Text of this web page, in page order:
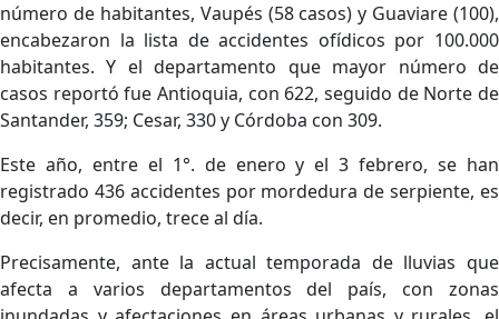
número de habitantes, Vaupés (58 casos) y Guaviare (100),
encabezaron la lista de accidentes ofídicos por 100.000
habitantes. Y el departamento que mayor número de
casos reportó fue Antioquia, con 622, seguido de Norte de
Santander, 359; Cesar, 330 y Córdoba con 309.
Este año, entre el 1°. de enero y el 3 febrero, se han
registrado 436 accidentes por mordedura de serpiente, es
decir, en promedio, trece al día.
Precisamente, ante la actual temporada de lluvias que
afecta a varios departamentos del país, con zonas